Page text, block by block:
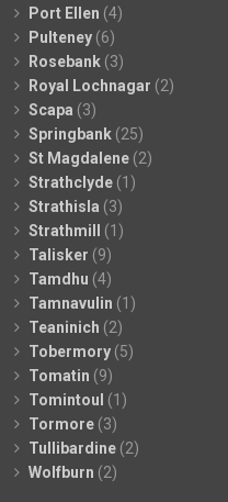
Port Ellen (4)
Pulteney (6)
Rosebank (3)
Royal Lochnagar (2)
Scapa (3)
Springbank (25)
St Magdalene (2)
Strathclyde (1)
Strathisla (3)
Strathmill
(1)
Talisker (9)
Tamdhu (4)
Tamnavulin (1)
Teaninich (2)
Tobermory (5)
Tomatin (9)
Tomintoul (1)
Tormore (3)
Tullibardine (2)
Wolfburn (2)